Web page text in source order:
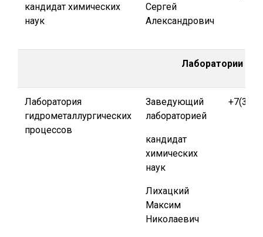
кандидат химических
наук
Сергей
Александрович
Лаборатории
Лаборатория
гидрометаллургических
процессов
Заведующий
лабораторией
кандидат
химических
наук
Лихацкий
Максим
Николаевич